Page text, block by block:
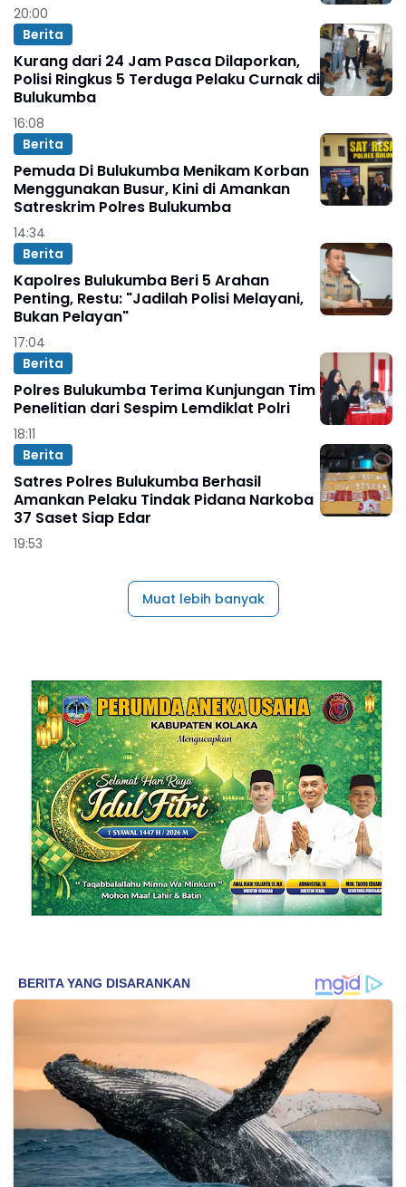
20:00
Berita
Kurang dari 24 Jam Pasca Dilaporkan,
Polisi Ringkus 5 Terduga Pelaku Curnak di
Bulukumba
16:08
Berita
Pemuda Di Bulukumba Menikam Korban
Menggunakan Busur, Kini di Amankan
Satreskrim Polres Bulukumba
14:34
Berita
Kapolres Bulukumba Beri 5 Arahan
Penting, Restu: "Jadilah Polisi Melayani,
Bukan Pelayan"
17:04
Berita
Polres Bulukumba Terima Kunjungan Tim
Penelitian dari Sespim Lemdiklat Polri
18:11
Berita
Satres Polres Bulukumba Berhasil
Amankan Pelaku Tindak Pidana Narkoba
37 Saset Siap Edar
19:53
Muat lebih banyak